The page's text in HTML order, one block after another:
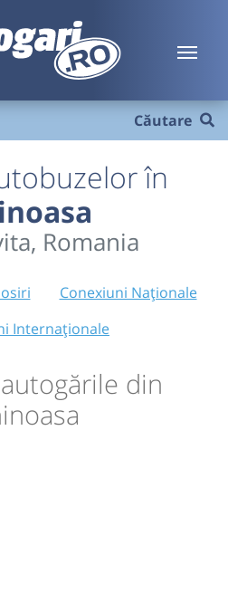
Căutare
în
Romania
Conexiuni Naționale
Internaționale
din